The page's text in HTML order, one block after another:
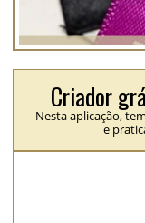
Criador
Nesta aplicação,
e